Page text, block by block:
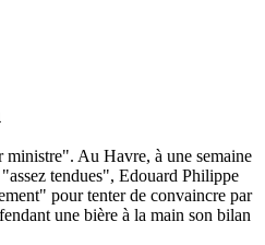
Au Havre, à une semaine
tendues", Edouard Philippe
pour tenter de convaincre par
une bière à la main son bilan